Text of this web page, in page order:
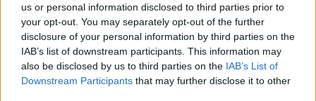
us or personal information disclosed to third parties prior to
your opt-out. You may separately opt-out of the further
disclosure of your personal information by third parties on the
IAB’s list of downstream participants. This information may
also be disclosed by us to third parties on the IAB’s List of
Downstream Participants that may further disclose it to other